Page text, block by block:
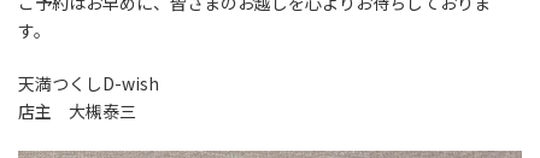
す。
天満つくしD-wish
店主 大槻泰三